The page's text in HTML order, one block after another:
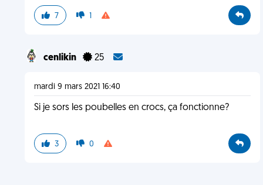
7 1
cenlikin 25
mardi 9 mars 2021 16:40
Si je sors les poubelles en crocs, ça fonctionne?
3 0